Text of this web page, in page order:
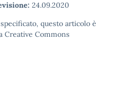
24.09.2020
questo articolo è
Creative Commons